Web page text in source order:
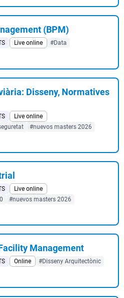
(BPM)
Live online #Data
Disseny, Normatives
Live online
#nuevos masters 2026
Live online
#nuevos masters 2026
Management
Online #Disseny Arquitectònic